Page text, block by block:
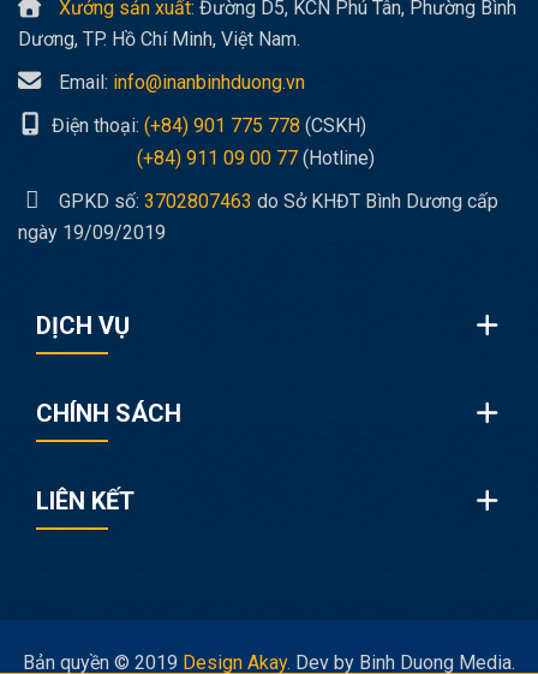
Xưởng sản xuất: Đường D5, KCN Phú Tân, Phường Bình
Dương, TP. Hồ Chí Minh, Việt Nam.
Email: info@inanbinhduong.vn
Điện thoại: (+84) 901 775 778 (CSKH)
(+84) 911 09 00 77 (Hotline)
GPKD số: 3702807463 do Sở KHĐT Bình Dương cấp
ngày 19/09/2019
DỊCH VỤ
CHÍNH SÁCH
LIÊN KẾT
Bản quyền © 2019 Design Akay. Dev by Binh Duong Media.